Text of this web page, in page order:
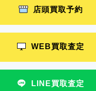
店頭買取予約
WEB買取査定
LINE買取査定